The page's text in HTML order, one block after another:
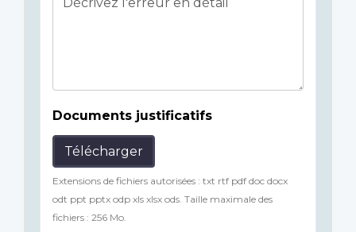
Documents justificatifs
Télécharger
Extensions de fichiers autorisées : txt rtf pdf doc docx
odt ppt pptx odp xls xlsx ods. Taille maximale des
fichiers : 256 Mo.